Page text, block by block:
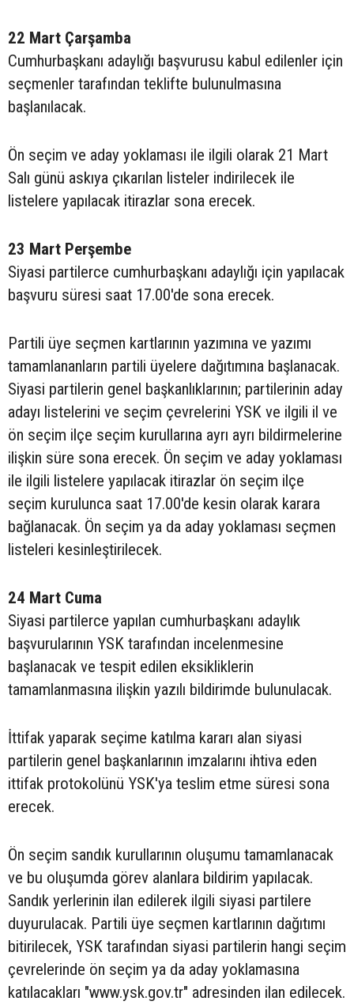
22 Mart Çarşamba
Cumhurbaşkanı adaylığı başvurusu kabul edilenler için
seçmenler tarafından teklifte bulunulmasına
başlanılacak.
Ön seçim ve aday yoklaması ile ilgili olarak 21 Mart
Salı günü askıya çıkarılan listeler indirilecek ile
listelere yapılacak itirazlar sona erecek.
23 Mart Perşembe
Siyasi partilerce cumhurbaşkanı adaylığı için yapılacak
başvuru süresi saat 17.00'de sona erecek.
Partili üye seçmen kartlarının yazımına ve yazımı
tamamlananların partili üyelere dağıtımına başlanacak.
Siyasi partilerin genel başkanlıklarının; partilerinin aday
adayı listelerini ve seçim çevrelerini YSK ve ilgili il ve
ön seçim ilçe seçim kurullarına ayrı ayrı bildirmelerine
ilişkin süre sona erecek. Ön seçim ve aday yoklaması
ile ilgili listelere yapılacak itirazlar ön seçim ilçe
seçim kurulunca saat 17.00'de kesin olarak karara
bağlanacak. Ön seçim ya da aday yoklaması seçmen
listeleri kesinleştirilecek.
24 Mart Cuma
Siyasi partilerce yapılan cumhurbaşkanı adaylık
başvurularının YSK tarafından incelenmesine
başlanacak ve tespit edilen eksikliklerin
tamamlanmasına ilişkin yazılı bildirimde bulunulacak.
İttifak yaparak seçime katılma kararı alan siyasi
partilerin genel başkanlarının imzalarını ihtiva eden
ittifak protokolünü YSK'ya teslim etme süresi sona
erecek.
Ön seçim sandık kurullarının oluşumu tamamlanacak
ve bu oluşumda görev alanlara bildirim yapılacak.
Sandık yerlerinin ilan edilerek ilgili siyasi partilere
duyurulacak. Partili üye seçmen kartlarının dağıtımı
bitirilecek, YSK tarafından siyasi partilerin hangi seçim
çevrelerinde ön seçim ya da aday yoklamasına
katılacakları "www.ysk.gov.tr" adresinden ilan edilecek.